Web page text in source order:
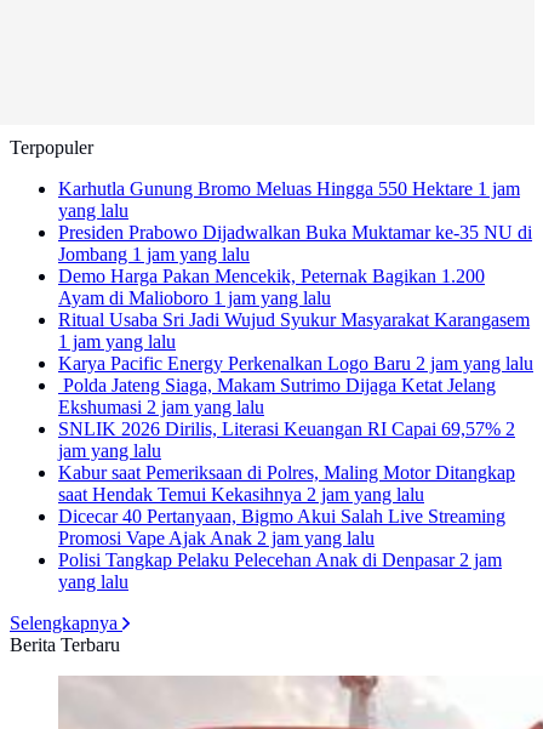
Terpopuler
Karhutla Gunung Bromo Meluas Hingga 550 Hektare 1 jam
yang lalu
Presiden Prabowo Dijadwalkan Buka Muktamar ke-35 NU di
Jombang 1 jam yang lalu
Demo Harga Pakan Mencekik, Peternak Bagikan 1.200
Ayam di Malioboro 1 jam yang lalu
Ritual Usaba Sri Jadi Wujud Syukur Masyarakat Karangasem
1 jam yang lalu
Karya Pacific Energy Perkenalkan Logo Baru 2 jam yang lalu
Polda Jateng Siaga, Makam Sutrimo Dijaga Ketat Jelang
Ekshumasi 2 jam yang lalu
SNLIK 2026 Dirilis, Literasi Keuangan RI Capai 69,57% 2
jam yang lalu
Kabur saat Pemeriksaan di Polres, Maling Motor Ditangkap
saat Hendak Temui Kekasihnya 2 jam yang lalu
Dicecar 40 Pertanyaan, Bigmo Akui Salah Live Streaming
Promosi Vape Ajak Anak 2 jam yang lalu
Polisi Tangkap Pelaku Pelecehan Anak di Denpasar 2 jam
yang lalu
Selengkapnya
Berita Terbaru